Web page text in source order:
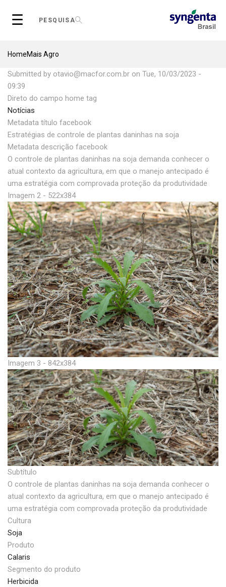
☰ PESQUISA
Breadcrumb
HomeMais Agro
Submitted by otavio@macfor.com.br on Tue, 10/03/2023 -
09:39
Direto do campo home tag
Notícias
Metadata título facebook
Estratégias de controle de plantas daninhas na soja
Metadata descrição facebook
O controle de plantas daninhas na soja demanda conhecer o
atual contexto da agricultura, em que o manejo antecipado é
uma estratégia com comprovada proteção da produtividade
Imagem 2 - 522x384
Imagem 3 - 842x384
Subtítulo
O controle de plantas daninhas na soja demanda conhecer o
atual contexto da agricultura, em que o manejo antecipado é
uma estratégia com comprovada proteção da produtividade
Cultura
Soja
Produto
Calaris
Segmento do produto
Herbicida